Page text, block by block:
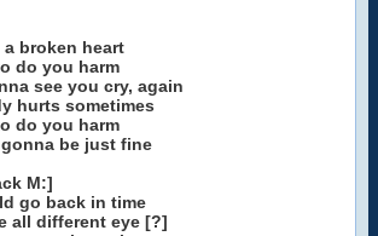
broken heart
do you harm
see you cry, again
hurts sometimes
do you harm
be just fine
M:]
go back in time
all different eye [?]